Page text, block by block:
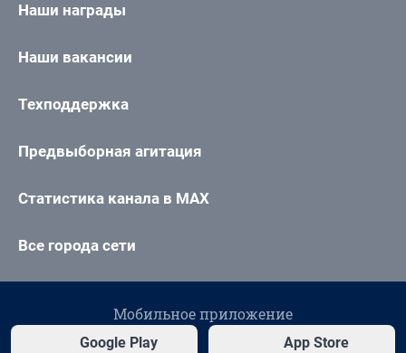
Наши награды
Наши вакансии
Техподдержка
Предвыборная агитация
Статистика канала в MAX
Все города сети
Мобильное приложение
Google Play App Store